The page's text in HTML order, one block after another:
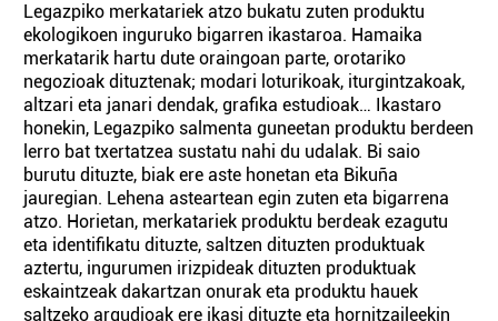
Legazpiko merkatariek atzo bukatu zuten produktu
ekologikoen inguruko bigarren ikastaroa. Hamaika
merkatarik hartu dute oraingoan parte, orotariko
negozioak dituztenak; modari loturikoak, iturgintzakoak,
altzari eta janari dendak, grafika estudioak… Ikastaro
honekin, Legazpiko salmenta guneetan produktu berdeen
lerro bat txertatzea sustatu nahi du udalak. Bi saio
burutu dituzte, biak ere aste honetan eta Bikuña
jauregian. Lehena asteartean egin zuten eta bigarrena
atzo. Horietan, merkatariek produktu berdeak ezagutu
eta identifikatu dituzte, saltzen dituzten produktuak
aztertu, ingurumen irizpideak dituzten produktuak
eskaintzeak dakartzan onurak eta produktu hauek
saltzeko argudioak ere ikasi dituzte eta hornitzaileekin